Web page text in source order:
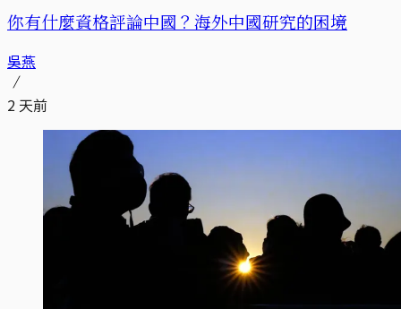
你有什麼資格評論中國？海外中國研究的困境
吳燕
2 天前